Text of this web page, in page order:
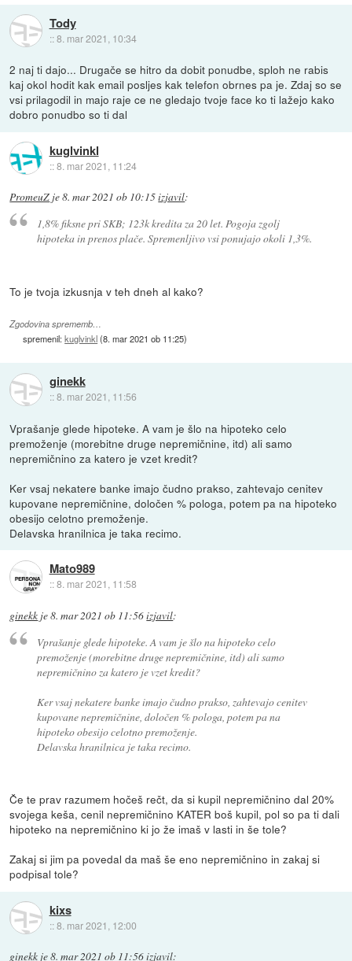
Tody
::8. mar 2021, 10:34
2 naj ti dajo... Drugače se hitro da dobit ponudbe, sploh ne rabis
kaj okol hodit kak email posljes kak telefon obrnes pa je. Zdaj so se
vsi prilagodil in majo raje ce ne gledajo tvoje face ko ti lažejo kako
dobro ponudbo so ti dal
kuglvinkl
::8. mar 2021, 11:24
PromeuZ je8. mar 2021 ob 10:15izjavil:
1,8% fiksne pri SKB; 123k kredita za 20 let. Pogoja zgolj
hipoteka in prenos plače. Spremenljivo vsi ponujajo okoli 1,3%.
To je tvoja izkusnja v teh dneh al kako?
Zgodovina sprememb…
spremenil:kuglvinkl(8. mar 2021 ob 11:25)
ginekk
::8. mar 2021, 11:56
Vprašanje glede hipoteke. A vam je šlo na hipoteko celo
premoženje (morebitne druge nepremičnine, itd) ali samo
nepremičnino za katero je vzet kredit?
Ker vsaj nekatere banke imajo čudno prakso, zahtevajo cenitev
kupovane nepremičnine, določen % pologa, potem pa na hipoteko
obesijo celotno premoženje.
Delavska hranilnica je taka recimo.
Mato989
::8. mar 2021, 11:58
ginekk je8. mar 2021 ob 11:56izjavil:
Vprašanje glede hipoteke. A vam je šlo na hipoteko celo
premoženje (morebitne druge nepremičnine, itd) ali samo
nepremičnino za katero je vzet kredit?
Ker vsaj nekatere banke imajo čudno prakso, zahtevajo cenitev
kupovane nepremičnine, določen % pologa, potem pa na
hipoteko obesijo celotno premoženje.
Delavska hranilnica je taka recimo.
Če te prav razumem hočeš rečt, da si kupil nepremičnino dal 20%
svojega keša, cenil nepremičnino KATER boš kupil, pol so pa ti dali
hipoteko na nepremičnino ki jo že imaš v lasti in še tole?
Zakaj si jim pa povedal da maš še eno nepremičnino in zakaj si
podpisal tole?
kixs
::8. mar 2021, 12:00
ginekk je8. mar 2021 ob 11:56izjavil: